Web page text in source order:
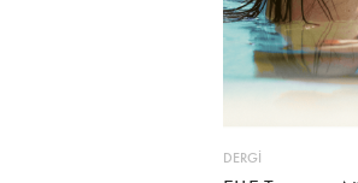
DERGİ